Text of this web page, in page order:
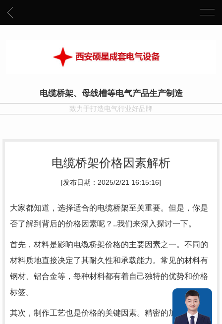
电缆桥架、母线槽等电气产品生产制造
致力于打造电气行业好品牌
电缆桥架价格因素解析
[发布日期：2025/2/21 16:15:16]
大家都知道，选择适合的电缆桥架至关重要。但是，你是
否了解到背后的价格因素呢？..我们来深入探讨一下。
首先，材料是影响电缆桥架价格的主要因素之一。不同的
材料质地直接决定了其耐久性和承载能力。常见的材料有
钢材、铝合金等，每种材料都有着自己独特的优势和价格
标签。
其次，制作工艺也是价格的关键因素。精密的加工工艺和